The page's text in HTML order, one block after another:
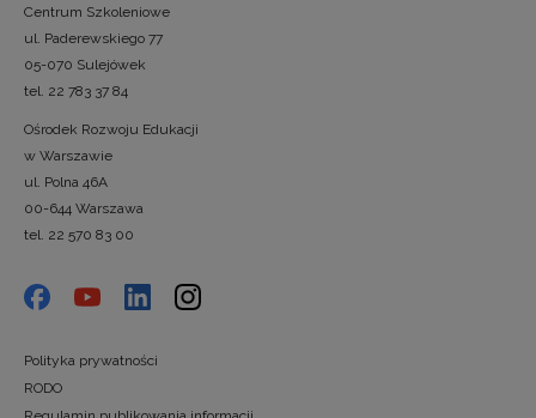
Centrum Szkoleniowe
ul. Paderewskiego 77
05-070 Sulejówek
tel. 22 783 37 84
Ośrodek Rozwoju Edukacji
w Warszawie
ul. Polna 46A
00-644 Warszawa
tel. 22 570 83 00
Polityka prywatności
RODO